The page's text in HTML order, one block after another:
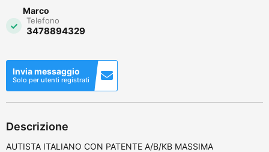
Marco
Telefono
3478894329
Invia messaggio
Solo per utenti registrati
Descrizione
AUTISTA ITALIANO CON PATENTE A/B/KB MASSIMA